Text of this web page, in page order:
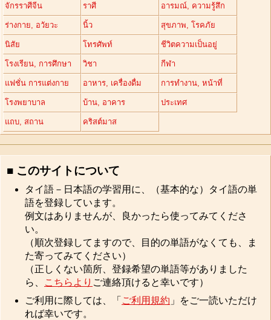
จักรราศีจีน ราศี อารมณ์, ความรู้สึก
ร่างกาย, อวัยวะ นิ้ว สุขภาพ, โรคภัย
นิสัย โทรศัพท์ ชีวิตความเป็นอยู่
โรงเรียน, การศึกษา วิชา กีฬา
แฟชั่น การแต่งกาย อาหาร, เครื่องดื่ม การทำงาน, หน้าที่
โรงพยาบาล บ้าน, อาคาร ประเทศ
แถบ, สถาน คริสต์มาส
■ このサイトについて
タイ語－日本語の学習用に、（基本的な）タイ語の単
語を登録しています。
例文はありませんが、良かったら使ってみてくださ
い。
（順次登録してますので、目的の単語がなくても、ま
た寄ってみてください）
（正しくない箇所、登録希望の単語等がありました
ら、
こちらより ご連絡頂けると幸いです）
ご利用に際しては、「 ご利用規約 」をご一読いただけ
れば幸いです。